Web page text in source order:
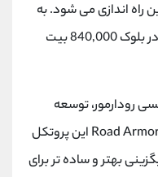
راه اندازی می شود. به
این ترتیب انتظار می رود این پروتکل در بلوک 840,000 بیت
رودارمور، توسعه
Road این پروتکل
به عنوان جایگزینی بهتر و ساده تر برای
@alirezamehrabi_com